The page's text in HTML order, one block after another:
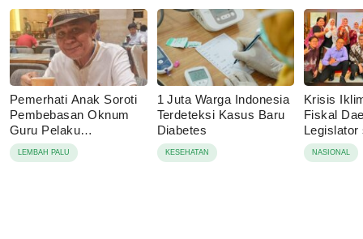
Pemerhati Anak Soroti
Pembebasan Oknum
Guru Pelaku
Pencabulan, Desak
Proses Hukum
LEMBAH PALU
1 Juta Warga Indonesia
Terdeteksi Kasus Baru
Diabetes
KESEHATAN
Krisis
Fiskal
Legislator
Dorong
NASIONAL